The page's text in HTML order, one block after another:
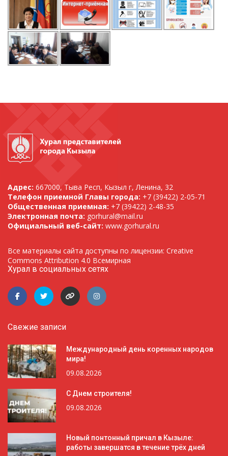
Адрес: 667000, Тыва Респ, Кызыл г, Ленина, 32
Телефон приемной Главы города: +7 (39422) 2-05-71
Общественная приемная: +7 (39422) 2-48-35
Электронная почта: gorhural@mail.ru
Официальный веб-сайт: www.gorhural.ru
Все материалы сайта доступны по лицензии: Creative
Commons Attribution 4.0 Всемирная
Хурал в социальных сетях
Свежие записи
Международный день коренных народов
мира!
09.08.2026
С Днем строителя!
09.08.2026
Новый понтонный причал в Кызыле:
работы завершатся в течение трёх дней